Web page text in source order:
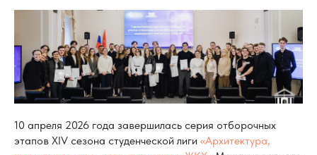
10 апреля 2026 года завершилась серия отборочных
этапов XIV сезона студенческой лиги «Архитектура,